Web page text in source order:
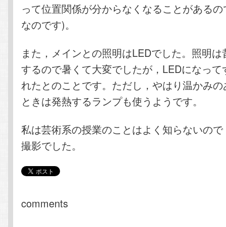
って位置関係が分からなくなることがある
なのです)。
また，メインとの照明はLEDでした。照明
するので暑くて大変でしたが，LEDになっ
れたとのことです。ただし，やはり温かみ
ときは発熱するランプも使うようです。
私は芸術系の授業のことはよく知らないの
撮影でした。
comments